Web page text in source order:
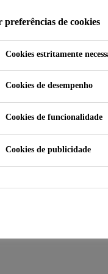
de
Fichas
Selecione abaixo
preferências de cookies
Cookies estritamente
Cookies de desempenho
Cookies de funcionalidade
Cookies de publicidade